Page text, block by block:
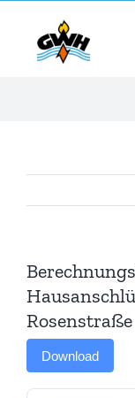
springen
Karriere
Rosenstraße
Download